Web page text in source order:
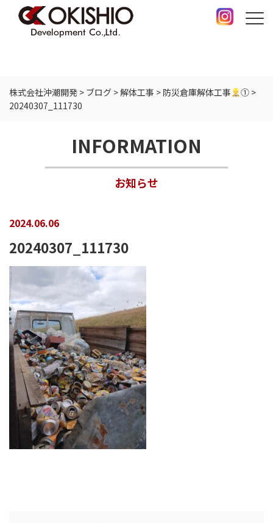
株式会社沖潮開発 > ブログ >解体工事 > 防災倉庫解体工事 ①>
20240307_111730
INFORMATION
お知らせ
2024.06.06
20240307_111730